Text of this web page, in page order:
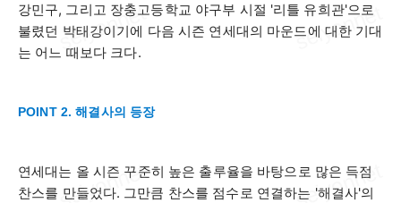
강민구, 그리고 장충고등학교 야구부 시절 '리틀 유희관'으로
불렸던 박태강이기에 다음 시즌 연세대의 마운드에 대한 기대
는 어느 때보다 크다.
POINT 2. 해결사의 등장
연세대는 올 시즌 꾸준히 높은 출루율을 바탕으로 많은 득점
찬스를 만들었다. 그만큼 찬스를 점수로 연결하는 '해결사'의